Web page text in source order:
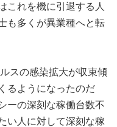
これを機に引退する人
も多くが異業種へと転
スの感染拡大が収束傾
るようになったのだ
ーの深刻な稼働台数不
い人に対して深刻な稼